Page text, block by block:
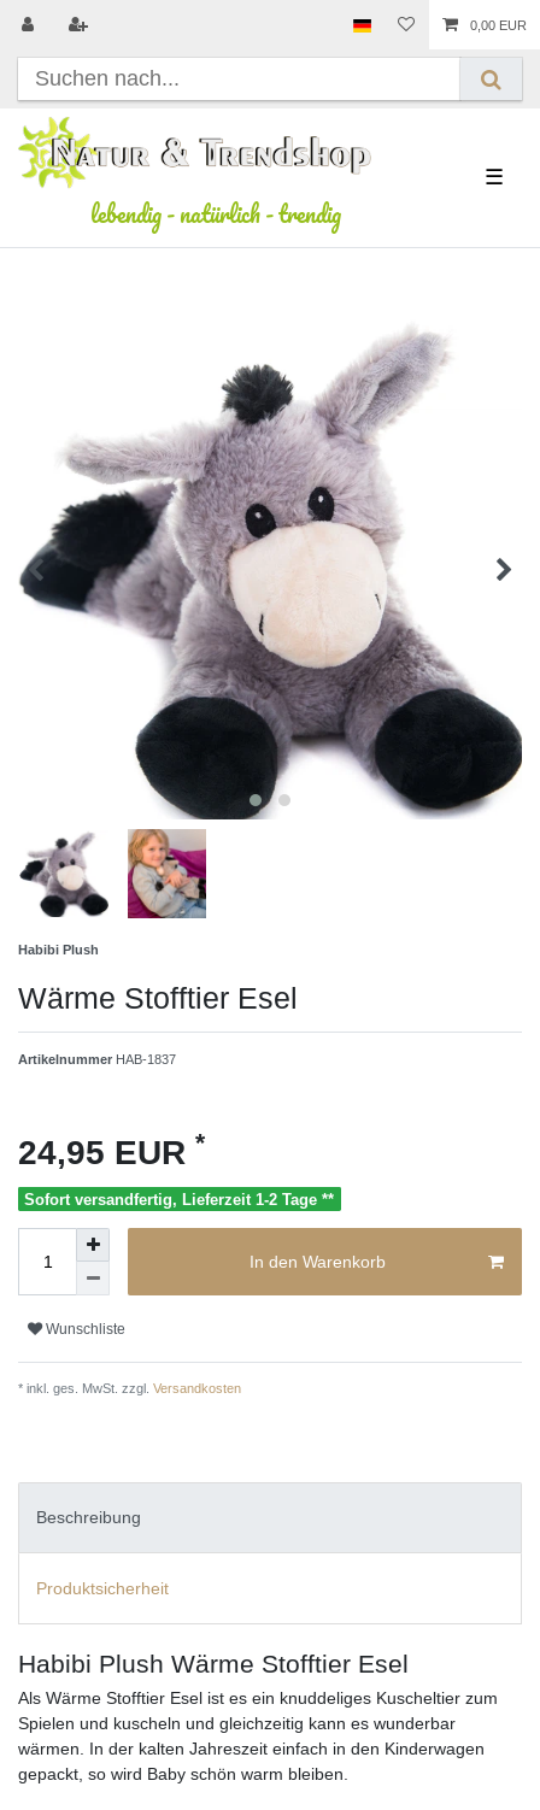
0,00 EUR
lebendig-natürlich-trendig
☰
Habibi Plush
Wärme Stofftier Esel
Artikelnummer HAB-1837
24,95 EUR *
Sofort versandfertig, Lieferzeit 1-2 Tage **
In den Warenkorb
Wunschliste
* inkl. ges. MwSt. zzgl. Versandkosten
Beschreibung
Produktsicherheit
Habibi Plush Wärme Stofftier Esel
Als Wärme Stofftier Esel ist es ein knuddeliges Kuscheltier zum
Spielen und kuscheln und gleichzeitig kann es wunderbar
wärmen. In der kalten Jahreszeit einfach in den Kinderwagen
gepackt, so wird Baby schön warm bleiben.